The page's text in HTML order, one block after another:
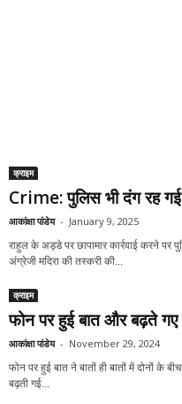
क्राइम
Crime: पुलिस भी दंग रह
आकांक्षा पांडेय - January 9, 2025
राहुल के अड्डे पर छापामार कार्रवाई करने
अंग्रेजी मदिरा की तस्करी की...
क्राइम
फोन पर हुई बात और बढ़ते गए
आकांक्षा पांडेय - November 29, 2024
फोन पर हुई बात ने बातों ही बातों में दोनों के
बढ़ती गई...